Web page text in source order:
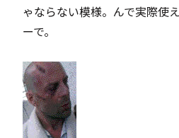
ゃならない模様。んで実際使
ーで。